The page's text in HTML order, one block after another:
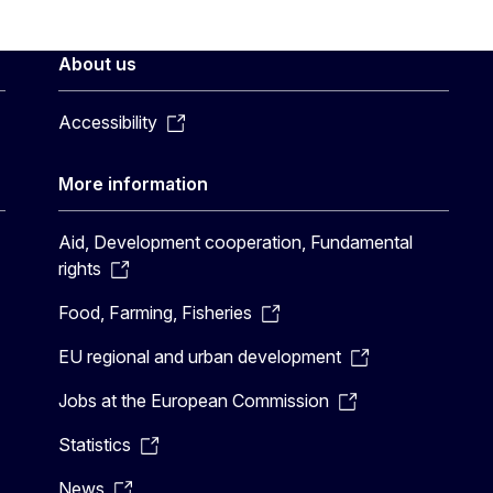
About us
Accessibility
More information
Aid, Development cooperation, Fundamental
rights
Food, Farming, Fisheries
EU regional and urban development
Jobs at the European Commission
Statistics
News